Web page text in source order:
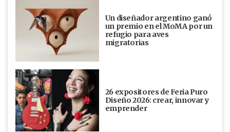
Un diseñador argentino ganó
un premio en el MoMA por un
refugio para aves
migratorias
26 expositores de Feria Puro
Diseño 2026: crear, innovar y
emprender